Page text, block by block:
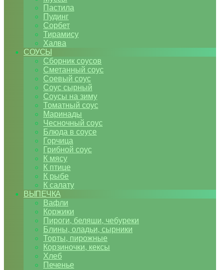
Пастила
Пудинг
Сорбет
Тирамису
Халва
СОУСЫ
Сборник соусов
Сметанный соус
Соевый соус
Соус сырный
Соусы на зиму
Томатный соус
Маринады
Чесночный соус
Блюда в соусе
Горчица
Грибной соус
К мясу
К птице
К рыбе
К салату
ВЫПЕЧКА
Вафли
Коржики
Пироги, беляши, чебуреки
Блины, оладьи, сырники
Торты, пирожные
Корзиночки, кексы
Хлеб
Печенье